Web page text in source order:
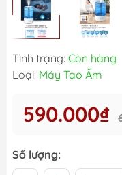
Tình trạng: Còn hàng
Loại: Máy Tạo Ẩm
590.000₫
Số lượng: